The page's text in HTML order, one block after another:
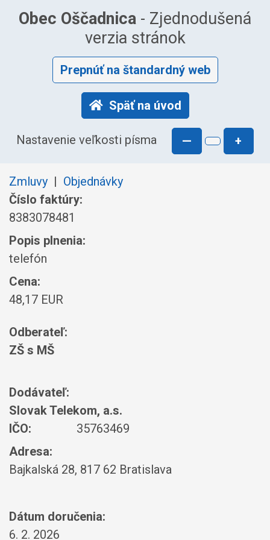
Obec Oščadnica - Zjednodušená
verzia stránok
Prepnúť na štandardný web
Späť na úvod
Nastavenie veľkosti písma — +
Zmluvy | Objednávky
Číslo faktúry:
8383078481
Popis plnenia:
telefón
Cena:
48,17 EUR
Odberateľ:
ZŠ s MŠ
Dodávateľ:
Slovak Telekom, a.s.
IČO:
35763469
Adresa:
Bajkalská 28, 817 62 Bratislava
Dátum doručenia:
6. 2. 2026